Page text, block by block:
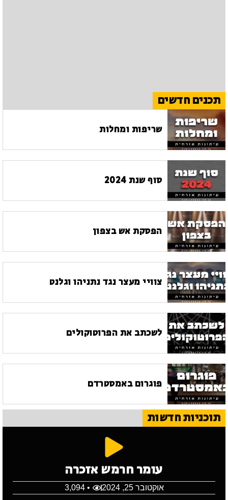
תכנים חדשים
שריפות ומחלות
סוף שנת 2024
הפסקת אש בצפון
צוויי מעצר נגד נתניהו וגלנט
לשכתב את הפרוטוקולים
פוגרום באמסטרדם
תוכניות חדשות
עומר חרמש אזכרה
אוקטובר 25, 2024 • 3,094